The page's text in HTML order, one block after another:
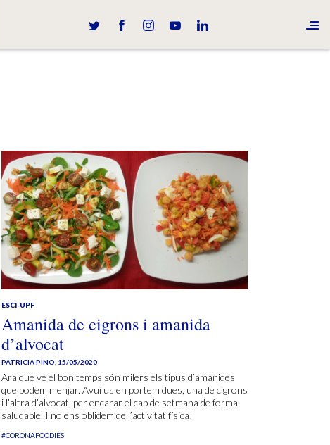
ESCI-UPF
Amanida de cigrons i amanida
d’alvocat
PATRICIA PINO 15/05/2020
Ara que ve el bon temps són milers els tipus d’amanides
que podem menjar. Avui us en portem dues, una de cigrons
i l’altra d’alvocat, per encarar el cap de setmana de forma
saludable. I no ens oblidem de l’activitat física!
#CORONAFOODIES